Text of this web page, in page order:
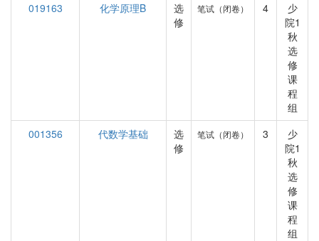
019163
化学原理B
选
修
笔试（闭卷） 4
少
院1
秋
选
修
课
程
组
001356
代数学基础
选
修
笔试（闭卷） 3
少
院1
秋
选
修
课
程
组